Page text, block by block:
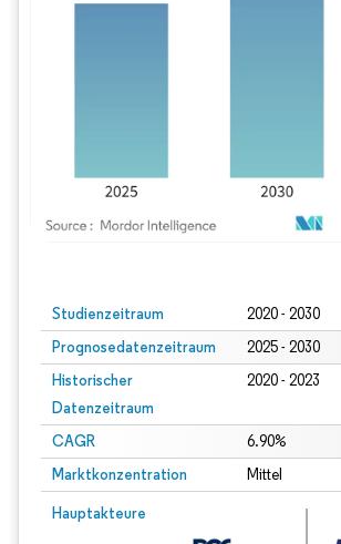
Studienzeitraum 2020 - 2030
Prognosedatenzeitraum 2025 - 2030
Historischer
Datenzeitraum
2020 - 2023
CAGR 6.90%
Marktkonzentration Mittel
Hauptakteure